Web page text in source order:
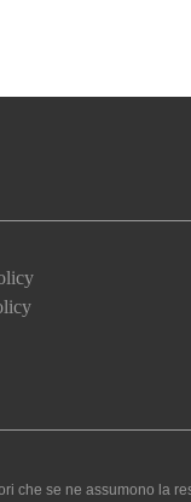
che se ne assumono la